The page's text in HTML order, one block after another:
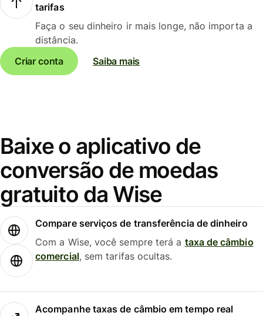
tarifas
Faça o seu dinheiro ir mais longe, não importa a
distância.
Criar conta
Saiba mais
Baixe o aplicativo de
conversão de moedas
gratuito da Wise
Compare serviços de transferência de dinheiro
Com a Wise, você sempre terá a taxa de câmbio
comercial, sem tarifas ocultas.
Acompanhe taxas de câmbio em tempo real